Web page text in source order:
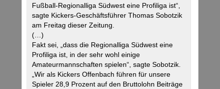
Fußball-Regionalliga Südwest eine Profiliga ist“,
sagte Kickers-Geschäftsführer Thomas Sobotzik
am Freitag dieser Zeitung.
(…)
Fakt sei, „dass die Regionalliga Südwest eine
Profiliga ist, in der sehr wohl einige
Amateurmannschaften spielen“, sagte Sobotzik.
„Wir als Kickers Offenbach führen für unsere
Spieler 28,9 Prozent auf den Bruttolohn Beiträge